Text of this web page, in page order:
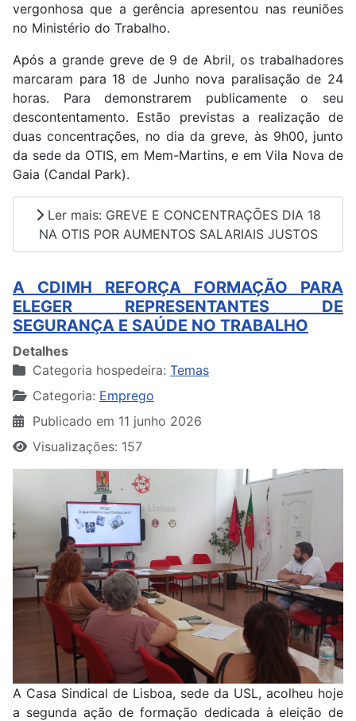
vergonhosa que a gerência apresentou nas reuniões
no Ministério do Trabalho.
Após a grande greve de 9 de Abril, os trabalhadores
marcaram para 18 de Junho nova paralisação de 24
horas. Para demonstrarem publicamente o seu
descontentamento. Estão previstas a realização de
duas concentrações, no dia da greve, às 9h00, junto
da sede da OTIS, em Mem-Martins, e em Vila Nova de
Gaia (Candal Park).
Ler mais: GREVE E CONCENTRAÇÕES DIA 18
NA OTIS POR AUMENTOS SALARIAIS JUSTOS
A CDIMH REFORÇA FORMAÇÃO PARA
ELEGER REPRESENTANTES DE
SEGURANÇA E SAÚDE NO TRABALHO
Detalhes
Categoria hospedeira: Temas
Categoria: Emprego
Publicado em 11 junho 2026
Visualizações: 157
A Casa Sindical de Lisboa, sede da USL, acolheu hoje
a segunda ação de formação dedicada à eleição de